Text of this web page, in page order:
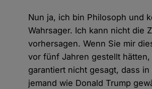
Nun ja, ich bin Philosoph und
Wahrsager. Ich kann nicht die
vorhersagen. Wenn Sie mir
vor fünf Jahren gestellt hätten,
garantiert nicht gesagt, dass in
jemand wie Donald Trump